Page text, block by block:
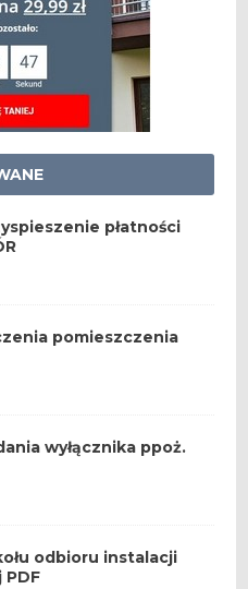
płatności
pomieszczenia
wyłącznika ppoż.
odbioru instalacji